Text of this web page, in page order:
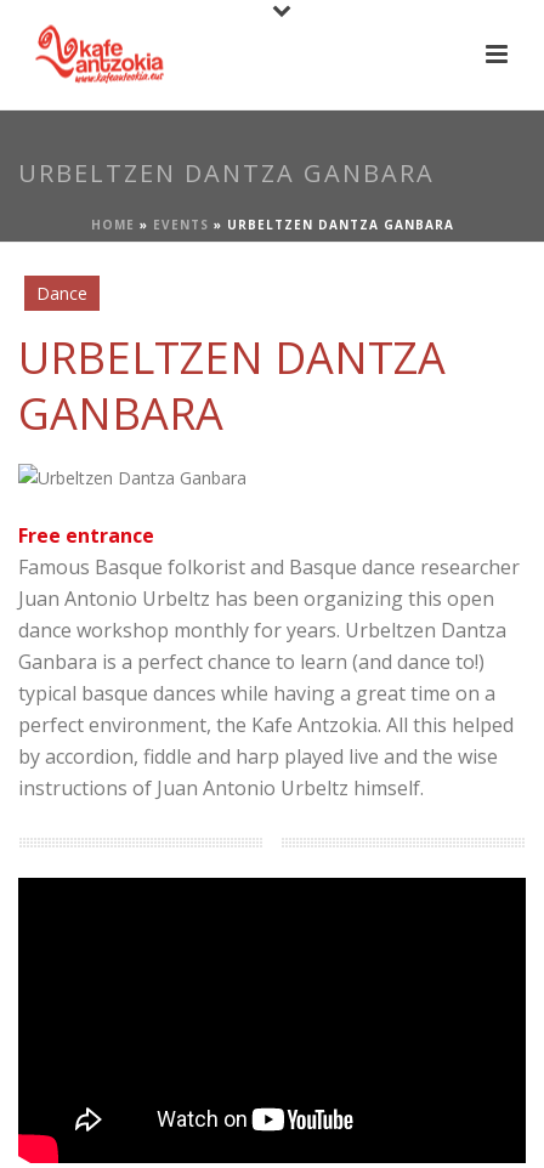
URBELTZEN DANTZA GANBARA
HOME » EVENTS » URBELTZEN DANTZA GANBARA
Dance
URBELTZEN DANTZA
GANBARA
Free entrance
Famous Basque folkorist and Basque dance researcher
Juan Antonio Urbeltz has been organizing this open
dance workshop monthly for years. Urbeltzen Dantza
Ganbara is a perfect chance to learn (and dance to!)
typical basque dances while having a great time on a
perfect environment, the Kafe Antzokia. All this helped
by accordion, fiddle and harp played live and the wise
instructions of Juan Antonio Urbeltz himself.